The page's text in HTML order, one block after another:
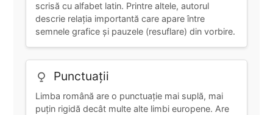
scrisă cu alfabet latin. Printre altele, autorul
descrie relația importantă care apare între
semnele grafice și pauzele (resuflare) din vorbire.
Punctuații
Limba română are o punctuație mai suplă, mai
puțin rigidă decât multe alte limbi europene. Are